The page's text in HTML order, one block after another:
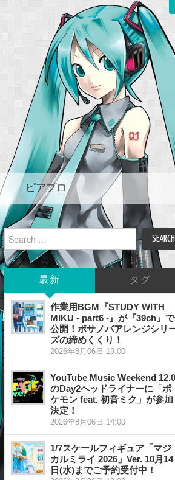
ピアプロ
Search
for:
最新 タグ
作業用BGM『STUDY WITH
MIKU - part6 -』が『39ch』で
公開！ボサノバアレンジシリ
ズの締めくくり！
2026年8月06日 19:00
YouTube Music Weekend 12.0
のDay2ヘッドライナーに「ポ
ケモン feat. 初音ミク」が参加
決定！
2026年8月06日 14:00
1/7スケールフィギュア「マジ
カルミライ 2026」Ver. 10月14
日(水)までご予約受付中！